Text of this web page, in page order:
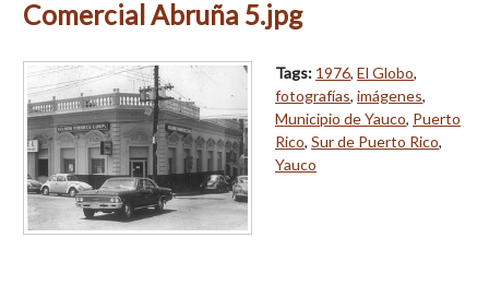
Comercial Abruña 5.jpg
Tags: 1976, El Globo,
fotografías, imágenes,
Municipio de Yauco, Puerto
Rico, Sur de Puerto Rico,
Yauco